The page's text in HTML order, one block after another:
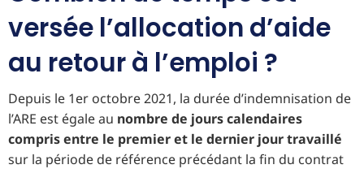
versée l’allocation d’aide
au retour à l’emploi ?
Depuis le 1er octobre 2021, la durée d’indemnisation de
l’ARE est égale au nombre de jours calendaires
compris entre le premier et le dernier jour travaillé
sur la période de référence précédant la fin du contrat